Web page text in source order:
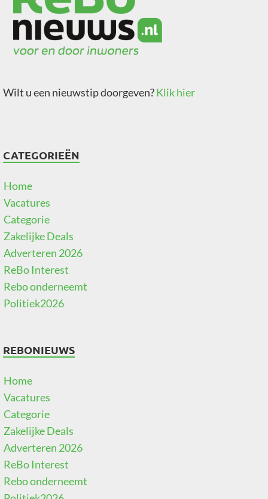
Wilt u een nieuwstip doorgeven?Klik hier
CATEGORIEËN
Home
Vacatures
Categorie
Zakelijke Deals
Adverteren 2026
ReBo Interest
Rebo onderneemt
Politiek2026
REBONIEUWS
Home
Vacatures
Categorie
Zakelijke Deals
Adverteren 2026
ReBo Interest
Rebo onderneemt